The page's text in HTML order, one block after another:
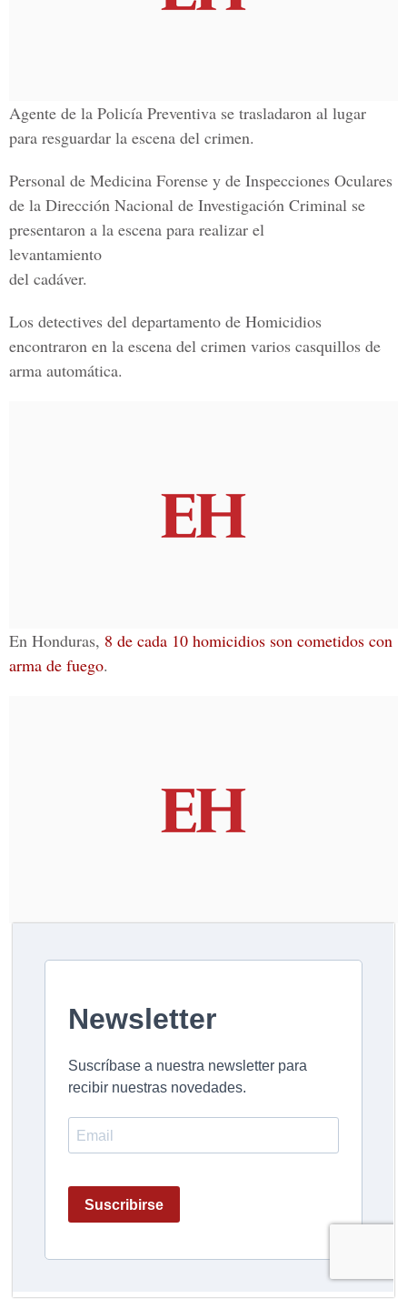
Agente de la Policía Preventiva se trasladaron al lugar
para resguardar la escena del crimen.
Personal de Medicina Forense y de Inspecciones Oculares
de la Dirección Nacional de Investigación Criminal se
presentaron a la escena para realizar el
levantamiento
del cadáver.
Los detectives del departamento de Homicidios
encontraron en la escena del crimen varios casquillos de
arma automática.
En Honduras, 8 de cada 10 homicidios son cometidos con
arma de fuego.